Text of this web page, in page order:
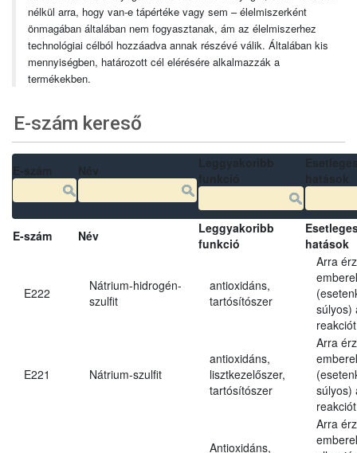
nélkül arra, hogy van-e tápértéke vagy sem – élelmiszerként
önmagában általában nem fogyasztanak, ám az élelmiszerhez
technológiai célból hozzáadva annak részévé válik. Általában kis
mennyiségben, határozott cél elérésére alkalmazzák a
termékekben.
E-szám kereső
E-szám Név
Leggyakoribb
funkció
hatások
E222
Nátrium-hidrogén-
szulfit
antioxidáns,
tartósítószer
Arra
súlyos)
E221 Nátrium-szulfit
antioxidáns,
lisztkezelőszer,
tartósítószer
Arra
súlyos)
Antioxidáns,
Arra